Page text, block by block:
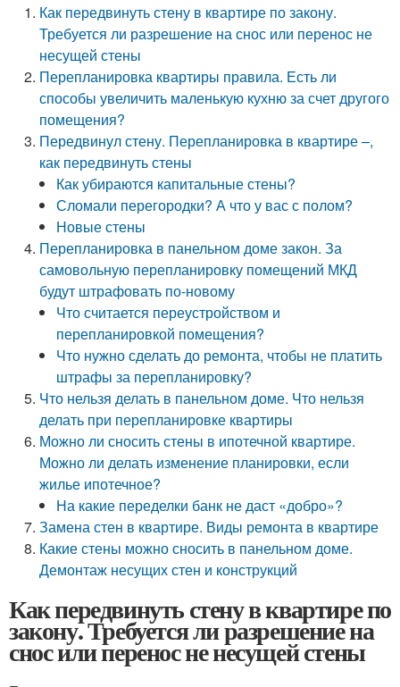
Как передвинуть стену в квартире по закону.
Требуется ли разрешение на снос или перенос не
несущей стены
Перепланировка квартиры правила. Есть ли
способы увеличить маленькую кухню за счет другого
помещения?
Передвинул стену. Перепланировка в квартире –,
как передвинуть стены
Как убираются капитальные стены?
Сломали перегородки? А что у вас с полом?
Новые стены
Перепланировка в панельном доме закон. За
самовольную перепланировку помещений МКД
будут штрафовать по-новому
Что считается переустройством и
перепланировкой помещения?
Что нужно сделать до ремонта, чтобы не платить
штрафы за перепланировку?
Что нельзя делать в панельном доме. Что нельзя
делать при перепланировке квартиры
Можно ли сносить стены в ипотечной квартире.
Можно ли делать изменение планировки, если
жилье ипотечное?
На какие переделки банк не даст «добро»?
Замена стен в квартире. Виды ремонта в квартире
Какие стены можно сносить в панельном доме.
Демонтаж несущих стен и конструкций
Как передвинуть стену в квартире по
закону. Требуется ли разрешение на
снос или перенос не несущей стены